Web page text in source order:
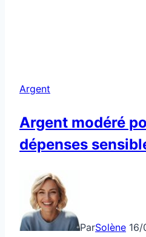
Argent
Argent modéré
dépenses
ParSolène 16/